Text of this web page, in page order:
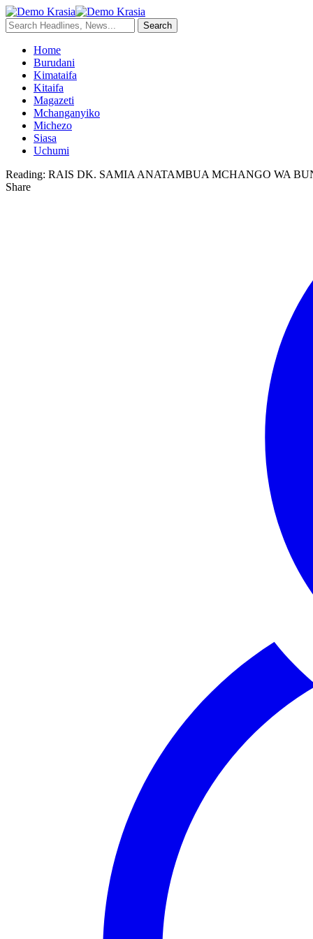
Home
Burudani
Kimataifa
Kitaifa
Magazeti
Mchanganyiko
Michezo
Siasa
Uchumi
Reading: RAIS DK. SAMIA ANATAMBUA MCHANGO WA
Share